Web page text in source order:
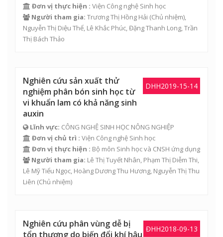
Đơn vị thực hiện : Viện Công nghệ Sinh học
Người tham gia: Trương Thị Hồng Hải (Chủ nhiệm),
Nguyễn Thị Diệu Thể, Lê Khắc Phúc,Đặng Thanh Long,Trần
Thị Bách Thảo
DHH2019-15-14
Nghiên cứu sản xuất thử
nghiệm phân bón sinh học từ
vi khuẩn lam có khả năng sinh
auxin
Lĩnh vực: CÔNG NGHỆ SINH HỌC NÔNG NGHIỆP
Đơn vị chủ trì : Viện Công nghệ Sinh học
Đơn vị thực hiện : Bộ môn Sinh học và CNSH ứng dụng
Người tham gia: Lê Thị Tuyết Nhân, Phạm Thị Diễm Thi,
Lê Mỹ Tiểu Ngọc, Hoàng Dương Thu Hương, Nguyễn Thị Thu
Liên (Chủ nhiệm)
ĐHH2018-09-13
Nghiên cứu phân vùng dễ bị
tổn thương do biến đổi khí hậu